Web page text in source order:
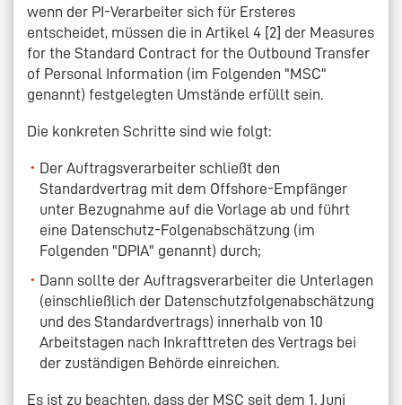
wenn der PI-Verarbeiter sich für Ersteres
entscheidet, müssen die in Artikel 4 [2] der Measures
for the Standard Contract for the Outbound Transfer
of Personal Information (im Folgenden "MSC"
genannt) festgelegten Umstände erfüllt sein.
Die konkreten Schritte sind wie folgt:
Der Auftragsverarbeiter schließt den
Standardvertrag mit dem Offshore-Empfänger
unter Bezugnahme auf die Vorlage ab und führt
eine Datenschutz-Folgenabschätzung (im
Folgenden "DPIA" genannt) durch;
Dann sollte der Auftragsverarbeiter die Unterlagen
(einschließlich der Datenschutzfolgenabschätzung
und des Standardvertrags) innerhalb von 10
Arbeitstagen nach Inkrafttreten des Vertrags bei
der zuständigen Behörde einreichen.
Es ist zu beachten, dass der MSC seit dem 1. Juni